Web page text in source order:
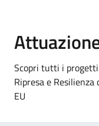
Scopri tutti i
Ripresa e
EU